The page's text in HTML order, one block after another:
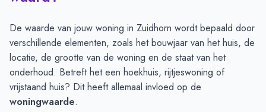
Juli
September € 434.462 € 461.023
Oktober
€ 472.472
€ 443.808
November € 460.926
€ 500.283
December
€ 452.803
€ 502.241
Januari
€ 401.216
De waarde van jouw woning in Zuidhorn wordt bepaald door
verschillende elementen, zoals het bouwjaar van het huis, de
locatie, de grootte van de woning en de staat van het
onderhoud. Betreft het een hoekhuis, rijtjeswoning of
vrijstaand huis? Dit heeft allemaal invloed op de
woningwaarde.